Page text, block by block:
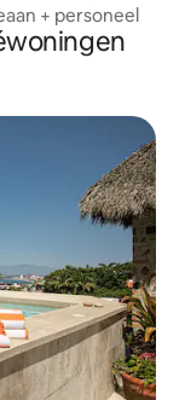
+ personeel